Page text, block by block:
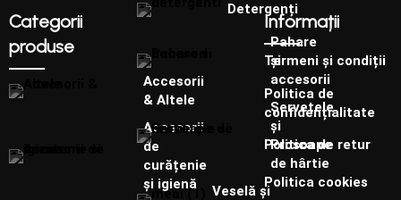
Categorii
produse
Accesorii
& Altele
Accesorii
de
curățenie
și igienă
Detergenți
Pahare
și
accesorii
Șervețele
și
Prosoape
de hârtie
Veselă și
Informații
Termeni și condiții
Politica de
confidențialitate
Politica de retur
Politica cookies